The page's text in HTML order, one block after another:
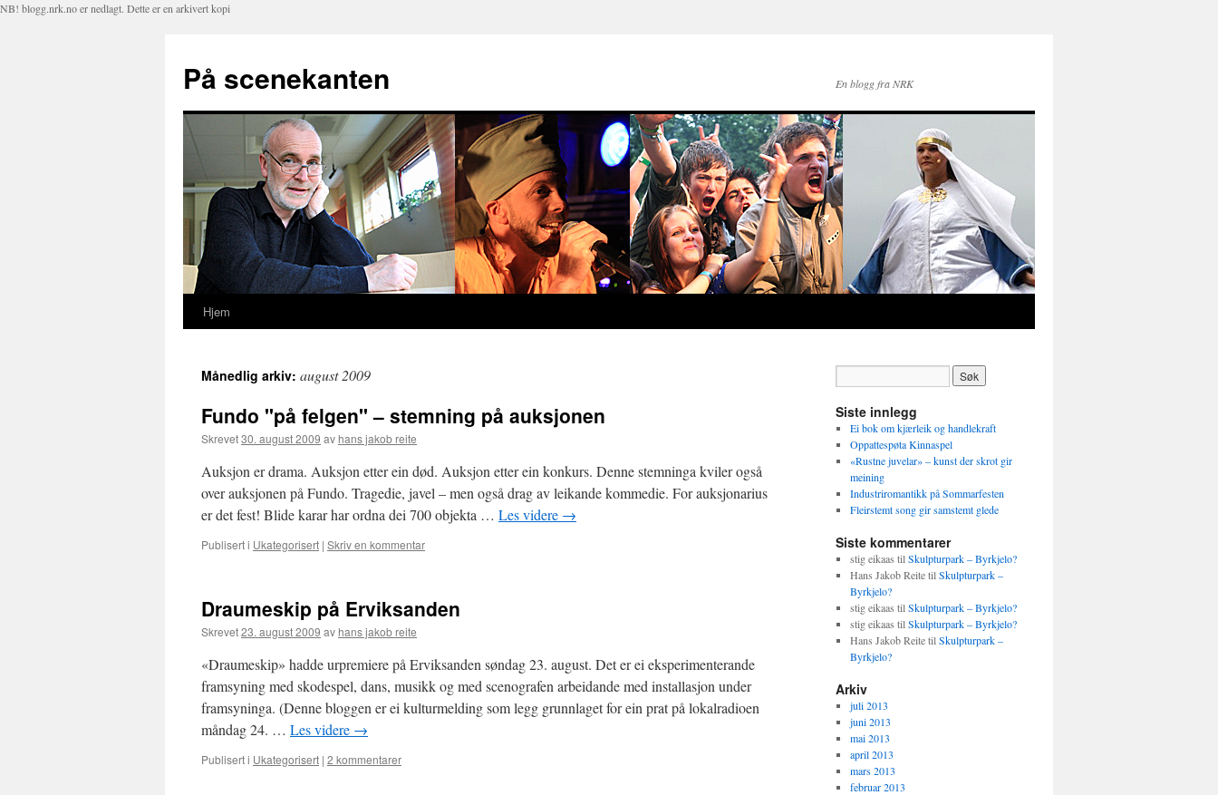
NB! blogg.nrk.no er nedlagt. Dette er en arkivert kopi
På scenekanten En blogg fra NRK
Hopp
innhold
Hjem
Månedlig arkiv: august 2009
Fundo "på felgen" – stemning på auksjonen
Skrevet30. august 2009 av hans jakob reite
Auksjon er drama. Auksjon etter ein død. Auksjon etter ein konkurs. Denne stemninga kviler også
over auksjonen på Fundo. Tragedie, javel – men også drag av leikande kommedie. For auksjonarius
er det fest! Blide karar har ordna dei 700 objekta … Les videre →
Publisert i Ukategorisert | Skriv en kommentar
Draumeskip på Erviksanden
Skrevet23. august 2009 av hans jakob reite
«Draumeskip» hadde urpremiere på Erviksanden søndag 23. august. Det er ei eksperimenterande
framsyning med skodespel, dans, musikk og med scenografen arbeidande med installasjon under
framsyninga. (Denne bloggen er ei kulturmelding som legg grunnlaget for ein prat på lokalradioen
måndag 24. … Les videre →
Publisert i Ukategorisert | 2 kommentarer
Siste innlegg
Ei bok om kjærleik og handlekraft
Oppattespøta Kinnaspel
«Rustne juvelar» – kunst der skrot gir
meining
Industriromantikk på Sommarfesten
Fleirstemt song gir samstemt glede
Siste kommentarer
stig eikaas tilSkulpturpark – Byrkjelo?
Hans Jakob ReitetilSkulpturpark –
Byrkjelo?
stig eikaas tilSkulpturpark – Byrkjelo?
stig eikaas tilSkulpturpark – Byrkjelo?
Hans Jakob ReitetilSkulpturpark –
Byrkjelo?
Arkiv
juli 2013
juni 2013
mai 2013
april 2013
mars 2013
februar 2013